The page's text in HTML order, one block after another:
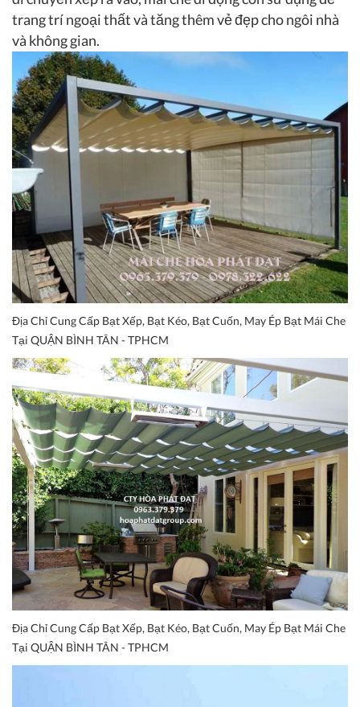
trang trí ngoại thất và tăng thêm vẻ đẹp cho ngôi nhà
và không gian.
Địa Chỉ Cung Cấp Bạt Xếp, Bạt Kéo, Bạt Cuốn, May Ép Bạt Mái Che
Tại QUẬN BÌNH TÂN - TPHCM
Địa Chỉ Cung Cấp Bạt Xếp, Bạt Kéo, Bạt Cuốn, May Ép Bạt Mái Che
Tại QUẬN BÌNH TÂN - TPHCM